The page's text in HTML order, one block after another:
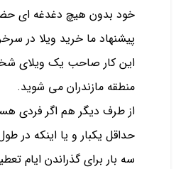
خود بدون هیچ دغدغه ای
پیشنهاد ما خرید ویلا در
این کار صاحب یک ویلای
منطقه مازندران می شوید.
از طرف دیگر هم اگر فردی
حداقل یکبار و یا اینکه در
سه بار برای گذراندن ایام